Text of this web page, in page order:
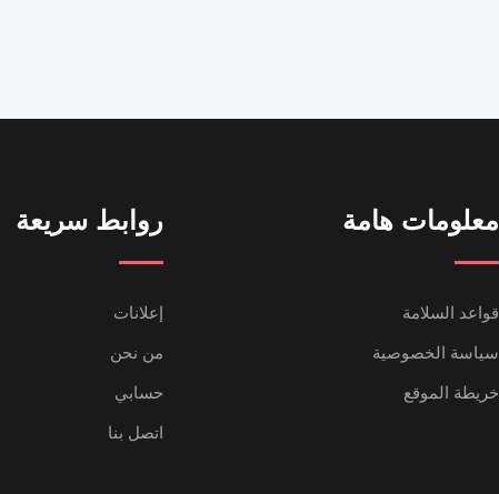
معلومات هامة
قواعد السلامة
سياسة الخصوصية
خريطة الموقع
روابط سريعة
إعلانات
من نحن
حسابي
اتصل بنا